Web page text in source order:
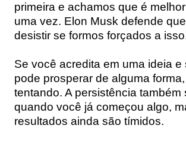
primeira e achamos que é
uma vez. Elon Musk defende
desistir se formos forçados a
Se você acredita em uma ideia e
pode prosperar de alguma
tentando. A persistência também
quando você já começou algo,
resultados ainda são tímidos.